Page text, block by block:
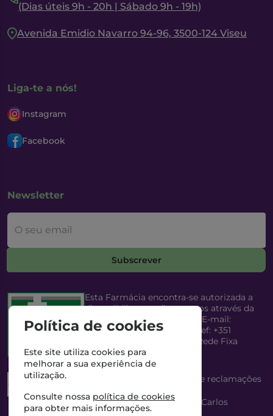
(Dias úteis 9h - 20h | Sábado 9h - 19h)
Avenida Emidio Navarro 94-96, 3500-124 Viseu
Liga-te a nós!
Instagram
Facebook
Newsletter
O seu email
Subscrever
Esta Farmácia encontra-se autorizada a
disponibilizar medicamentos através da
Internet, pelo Infarmed, I.P. E-mail:
infarmed@infarmed.pt
| Telef: +351
217987100 (Chamada para Rede Fixa
Nacional)
Esta Farmácia dispõe de livro de reclamações
Director Técnico e Proprietário: António Carlos
Saraiva Cabral Costa
Política de cookies
Este site utiliza cookies para
melhorar a sua experiência de
utilização.
Consulte nossa política de cookies
para obter mais informações.